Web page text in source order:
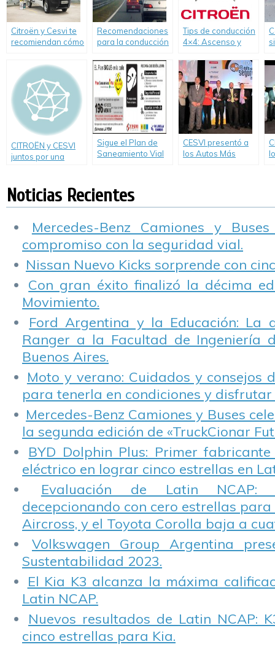
Citroën y Cesvi te
recomiendan cómo
Recomendaciones
para la conducción
Tips de conducción
4×4: Ascenso y
pendiente.
CITROËN y CESVI
juntos por una
Sigue el Plan de
Saneamiento Vial
CESVI presentó a
los Autos Más
Noticias Recientes
Mercedes-Benz Camiones y
compromiso con la seguridad vial.
Nissan Nuevo Kicks sorprende con
Con gran éxito finalizó la décima
Movimiento.
Ford Argentina y la Educación: La
Ranger a la Facultad de Ingeniería
Buenos Aires.
Moto y verano: Cuidados y consejos
para tenerla en condiciones y disfrutar
Mercedes-Benz Camiones y Buses
la segunda edición de «TruckCionar
BYD Dolphin Plus: Primer
eléctrico en lograr cinco estrellas en
Evaluación de Latin NCAP:
decepcionando con cero estrellas para
Aircross, y el Toyota Corolla baja a
Volkswagen Group Argentina
Sustentabilidad 2023.
El Kia K3 alcanza la máxima
Latin NCAP.
Nuevos resultados de Latin NCAP:
cinco estrellas para Kia.